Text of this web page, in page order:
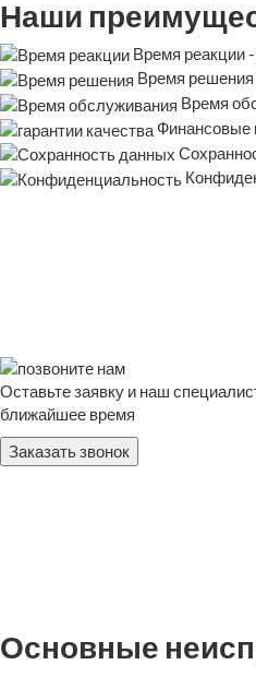
Наши
Время реакции
Время решения
Время
Финансовые
Оставьте заявку и наш
ближайшее время
Заказать звонок
Основные